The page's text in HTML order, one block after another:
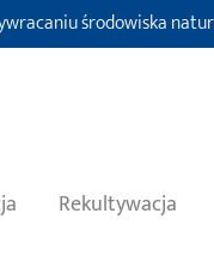
środowiska
Rekultywacja